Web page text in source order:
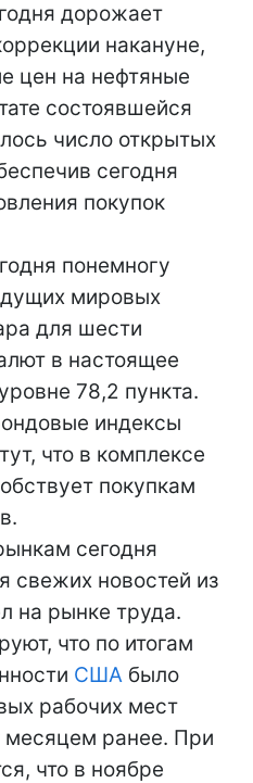
дорожает
накануне,
цен на нефтяные
состоявшейся
число открытых
сегодня
покупок
понемногу
мировых
для шести
в настоящее
78,2 пункта.
индексы
что в комплексе
покупкам
сегодня
свежих новостей из
на рынке труда.
что по итогам
США было
рабочих мест
месяцем ранее. При
что в ноябре